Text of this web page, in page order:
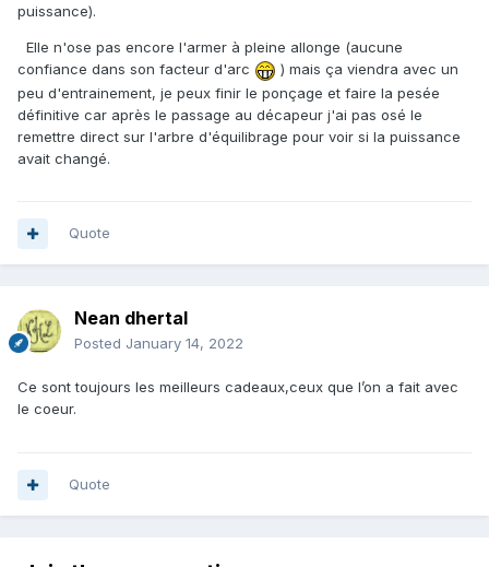
puissance).
Elle n'ose pas encore l'armer à pleine allonge (aucune
confiance dans son facteur d'arc
) mais ça viendra avec un
peu d'entrainement, je peux finir le ponçage et faire la pesée
définitive car après le passage au décapeur j'ai pas osé le
remettre direct sur l'arbre d'équilibrage pour voir si la puissance
avait changé.
Quote
Nean dhertal
Posted January 14, 2022
Ce sont toujours les meilleurs cadeaux,ceux que l’on a fait avec
le coeur.
Quote